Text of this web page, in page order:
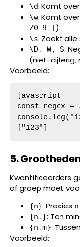
\d: Komt
\w: Komt
Z0-9_]).
\s: Zoekt
\D, W, S:
(niet-cijferig,
Voorbeeld:
javascript
const regex =
["123"]
5. Grootheden
Kwantificeerders
of groep moet
{n}: Precies n
{n,}: Ten
{n,m}: Tussen
Voorbeeld: